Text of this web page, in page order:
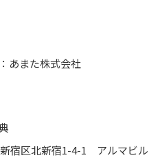
あまた株式会社
宿区北新宿1-4-1 アルマビル